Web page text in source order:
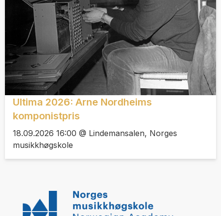
Ultima 2026: Arne Nordheims
komponistpris
18.09.2026 16:00 @ Lindemansalen, Norges
musikkhøgskole